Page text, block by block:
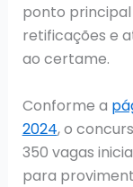
ponto
retificações e
ao certame.
Conforme a
2024, o
350 vagas
para